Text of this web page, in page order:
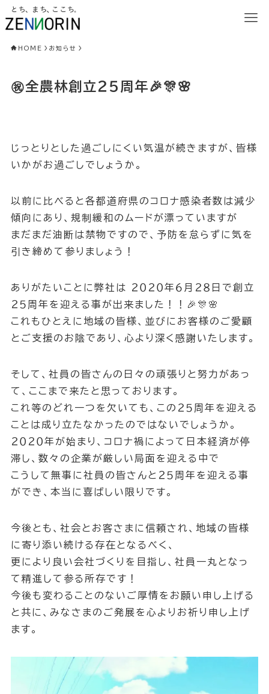
HOME お知らせ
㊗全農林創立２５周年🎉🎊🌸
じっとりとした過ごしにくい気温が続きますが、皆様
いかがお過ごしでしょうか。
以前に比べると各都道府県のコロナ感染者数は減少
傾向にあり、規制緩和のムードが漂っていますが
まだまだ油断は禁物ですので、予防を怠らずに気を
引き締めて参りましょう！
ありがたいことに弊社は ２０２０年６月２８日で創立
２５周年を迎える事が出来ました！！🎉🎊🌸
これもひとえに地域の皆様、並びにお客様のご愛顧
とご支援のお陰であり、心より深く感謝いたします。
そして、社員の皆さんの日々の頑張りと努力があっ
て、ここまで来たと思っております。
これ等のどれ一つを欠いても、この２５周年を迎える
ことは成り立たなかったのではないでしょうか。
２０２０年が始まり、コロナ禍によって日本経済が停
滞し、数々の企業が厳しい局面を迎える中で
こうして無事に社員の皆さんと２５周年を迎える事
ができ、本当に喜ばしい限りです。
今後とも、社会とお客さまに信頼され、地域の皆様
に寄り添い続ける存在となるべく、
更により良い会社づくりを目指し、社員一丸となっ
て精進して参る所存です！
今後も変わることのないご厚情をお願い申し上げる
と共に、みなさまのご発展を心よりお祈り申し上げ
ます。